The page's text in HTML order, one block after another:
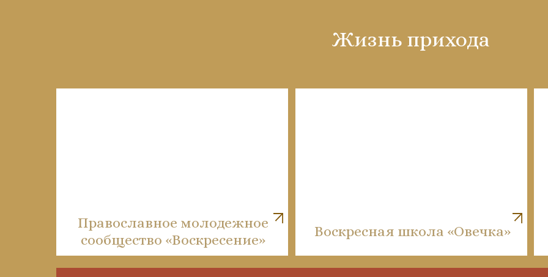
Жизнь прихода
Воскресная школа «Овечка»
Православное молодежное
сообщество «Воскресение»